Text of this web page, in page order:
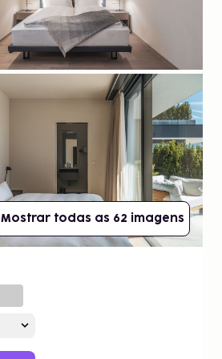
Mostrar todas as 62 imagens